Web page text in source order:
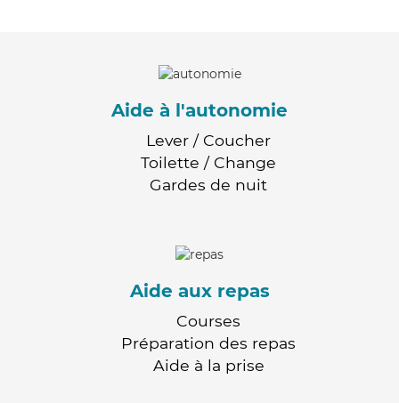
Aide à l'autonomie
Lever / Coucher
Toilette / Change
Gardes de nuit
Aide aux repas
Courses
Préparation des repas
Aide à la prise